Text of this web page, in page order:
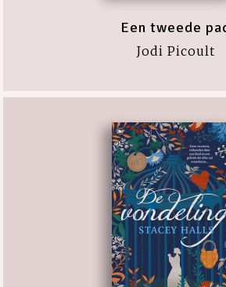
Een tweede
Jodi Picoult